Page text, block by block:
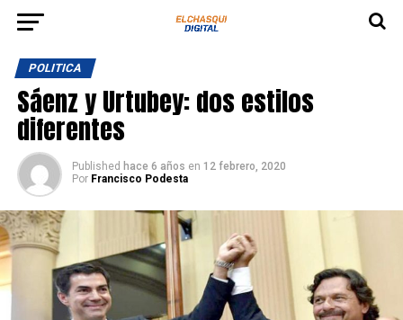
POLITICA
Sáenz y Urtubey: dos estilos
diferentes
Published hace 6 años en 12 febrero, 2020
Por Francisco Podesta